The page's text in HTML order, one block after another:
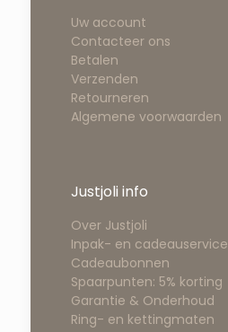
Uw account
Contacteer ons
Betalen
Verzenden
Retourneren
Algemene voorwaarden
Justjoli info
Over Justjoli
Inpak- en cadeauservice
Cadeaubonnen
Spaarpunten: 5% korting
Garantie & Onderhoud
Ring- en kettingmaten